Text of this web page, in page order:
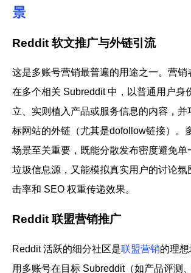
景
Reddit 软文推广与外链引流
这是多账号营销最普遍的用途之一。营销
在多个相关 Subreddit 中，以普通用户身
立、实则植入产品或服务信息的内容，并
标网站的外链（尤其是dofollow链接）。
场景至关重要，既能分散发布密度避免单
垃圾信息源，又能模拟真实用户的讨论氛
击率和 SEO 权重传递效果。
Reddit 联盟营销推广
Reddit 活跃的细分社区是联盟营销的理
用多账号在目标 Subreddit（如产品评测